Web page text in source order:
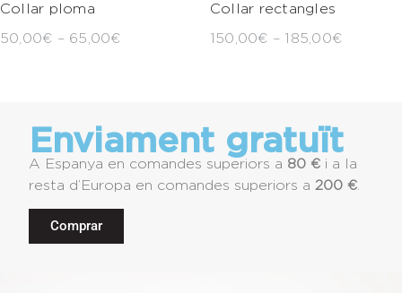
Collar ploma
50,00€ – 65,00€
Collar rectangles
150,00€ – 185,00€
Enviament gratuït
A Espanya en comandes superiors a 80 € i a la
resta d’Europa en comandes superiors a 200 €
Comprar